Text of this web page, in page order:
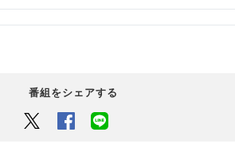
番組をシェアする
Twitter Facebook